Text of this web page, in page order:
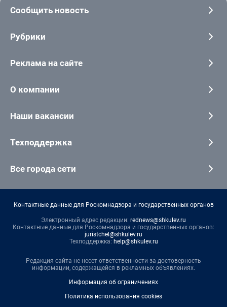
Сообщить новость
Рубрики
Реклама на сайте
О компании
Наши вакансии
Техподдержка
Все города сети
Контактные данные для Роскомнадзора и государственных органов
Электронный адрес редакции: rednews@shkulev.ru
Контактные данные для Роскомнадзора и государственных органов:
juristchel@shkulev.ru
Техподдержка: help@shkulev.ru
Редакция сайта не несет ответственности за достоверность
информации, содержащейся в рекламных объявлениях.
Информация об ограничениях
Политика использования cookies